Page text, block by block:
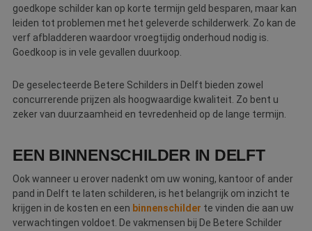
goedkope schilder kan op korte termijn geld besparen, maar kan
leiden tot problemen met het geleverde schilderwerk. Zo kan de
verf afbladderen waardoor vroegtijdig onderhoud nodig is.
Goedkoop is in vele gevallen duurkoop.
De geselecteerde Betere Schilders in Delft bieden zowel
concurrerende prijzen als hoogwaardige kwaliteit. Zo bent u
zeker van duurzaamheid en tevredenheid op de lange termijn.
EEN BINNENSCHILDER IN DELFT
Ook wanneer u erover nadenkt om uw woning, kantoor of ander
pand in Delft te laten schilderen, is het belangrijk om inzicht te
krijgen in de kosten en een binnenschilder te vinden die aan uw
verwachtingen voldoet. De vakmensen bij De Betere Schilder